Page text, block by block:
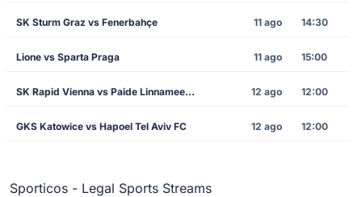
SK Sturm Graz vs Fenerbahçe 11 ago 14:30
Lione vs Sparta Praga 11 ago 15:00
SK Rapid Vienna vs Paide Linnameeskond 12 ago 12:00
GKS Katowice vs Hapoel Tel Aviv FC 12 ago 12:00
Sporticos - Legal Sports Streams